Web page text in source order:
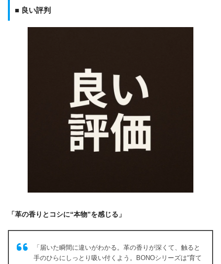
■ 良い評判
「革の香りとコシに“本物”を感じる」
「届いた瞬間に違いがわかる。革の香りが深くて、触ると
手のひらにしっとり吸い付くよう。BONOシリーズは“育て